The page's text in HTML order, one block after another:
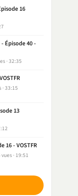
16
Épisode 40 -
32:35
33:15
13
16 - VOSTFR
vues 19:51